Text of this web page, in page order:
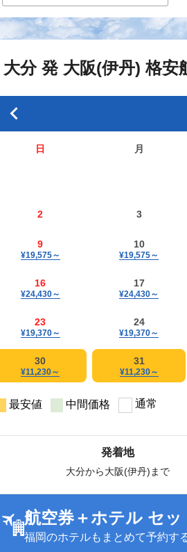
大分発 大阪(伊丹)格安
日 月
2 3
9
¥19,575～
10
¥19,575～
16
¥24,430～
17
¥24,430～
23
¥19,370～
24
¥19,370～
30
¥11,230～
31
¥11,230～
最安値 中間価格 通常
発着地
大分から大阪(伊丹)まで
航空券＋ホテル セッ
福岡のホテルもまとめて予約す